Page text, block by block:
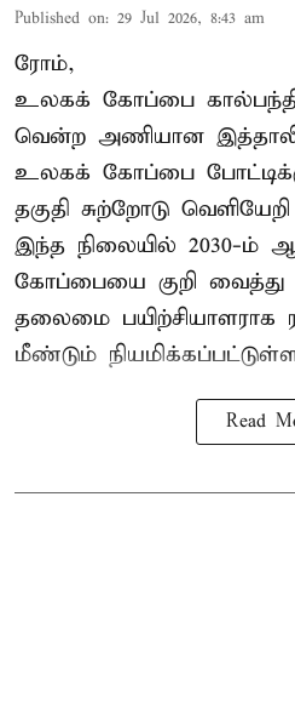
Published on: 29 Jul 2026, 8:43 am
ரோம்,
உலகக் கோப்பை
வென்ற அணியான
உலகக் கோப்பை
தகுதி சுற்றோடு வெளியேறி
இந்த நிலையில் 2030-ம்
கோப்பையை குறி வைத்து
தலைமை பயிற்சியாளராக
மீண்டும்
Read